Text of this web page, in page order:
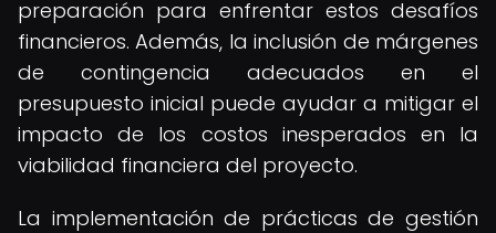
preparación para enfrentar estos desafíos
financieros. Además, la inclusión de márgenes
de contingencia adecuados en el
presupuesto inicial puede ayudar a mitigar el
impacto de los costos inesperados en la
viabilidad financiera del proyecto.
La implementación de prácticas de gestión